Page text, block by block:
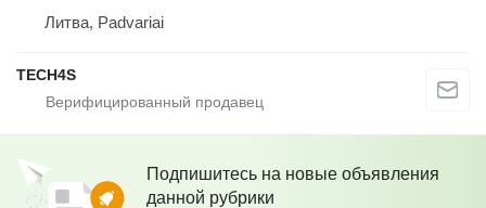
Литва, Padvariai
TECH4S
Подпишитесь на новые объявления
данной рубрики